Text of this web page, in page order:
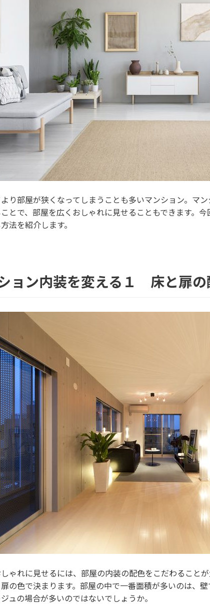
り部屋が狭くなってしまうことも多いマンション。マ
とで、部屋を広くおしゃれに見せることもできます。
法を紹介します。
ョン内装を変える１ 床と扉の
ゃれに見せるには、部屋の内装の配色をこだわること
の色で決まります。部屋の中で一番面積が多いのは、
ュの場合が多いのではないでしょうか。